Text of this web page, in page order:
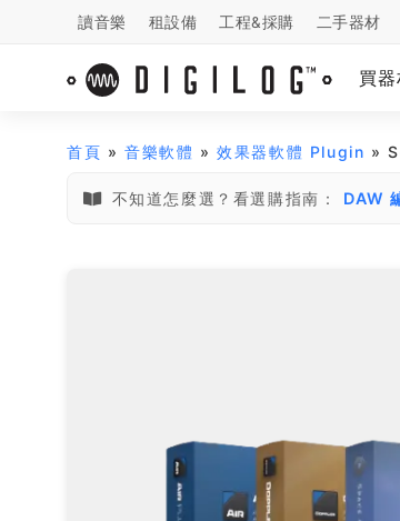
讀音樂 租設備 工程&採購 二手器材
買
首頁 »音樂軟體 »效果器軟體 Plugin »
不知道怎麼選？看選購指南： DAW